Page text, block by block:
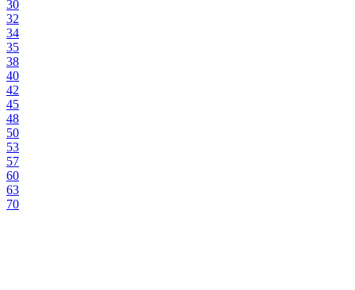
30
32
34
35
38
40
42
45
48
50
53
57
60
63
70